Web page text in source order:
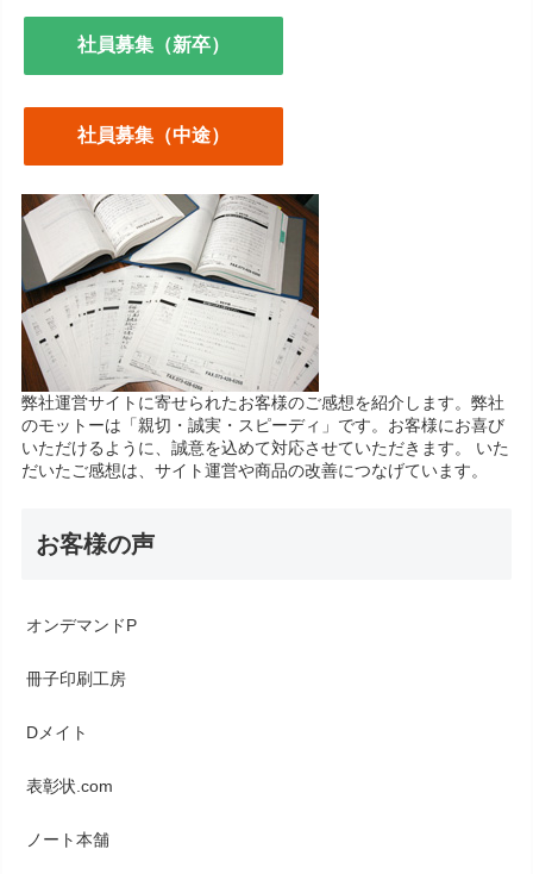
社員募集（新卒）
社員募集（中途）
弊社運営サイトに寄せられたお客様のご感想を紹介します。弊社
のモットーは「親切・誠実・スピーディ」です。お客様にお喜び
いただけるように、誠意を込めて対応させていただきます。 いた
だいたご感想は、サイト運営や商品の改善につなげています。
お客様の声
オンデマンドP
冊子印刷工房
Dメイト
表彰状.com
ノート本舗